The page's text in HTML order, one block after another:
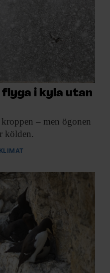
i kyla utan
– men ögonen
kölden.